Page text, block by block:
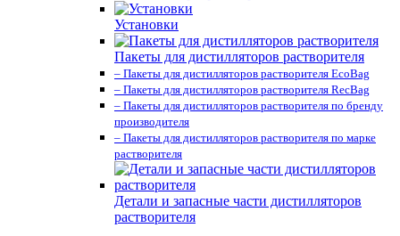
Установки
Пакеты для дистилляторов растворителя
– Пакеты для дистилляторов растворителя EcoBag
– Пакеты для дистилляторов растворителя RecBag
– Пакеты для дистилляторов растворителя по бренду
производителя
– Пакеты для дистилляторов растворителя по марке
растворителя
Детали и запасные части дистилляторов
растворителя